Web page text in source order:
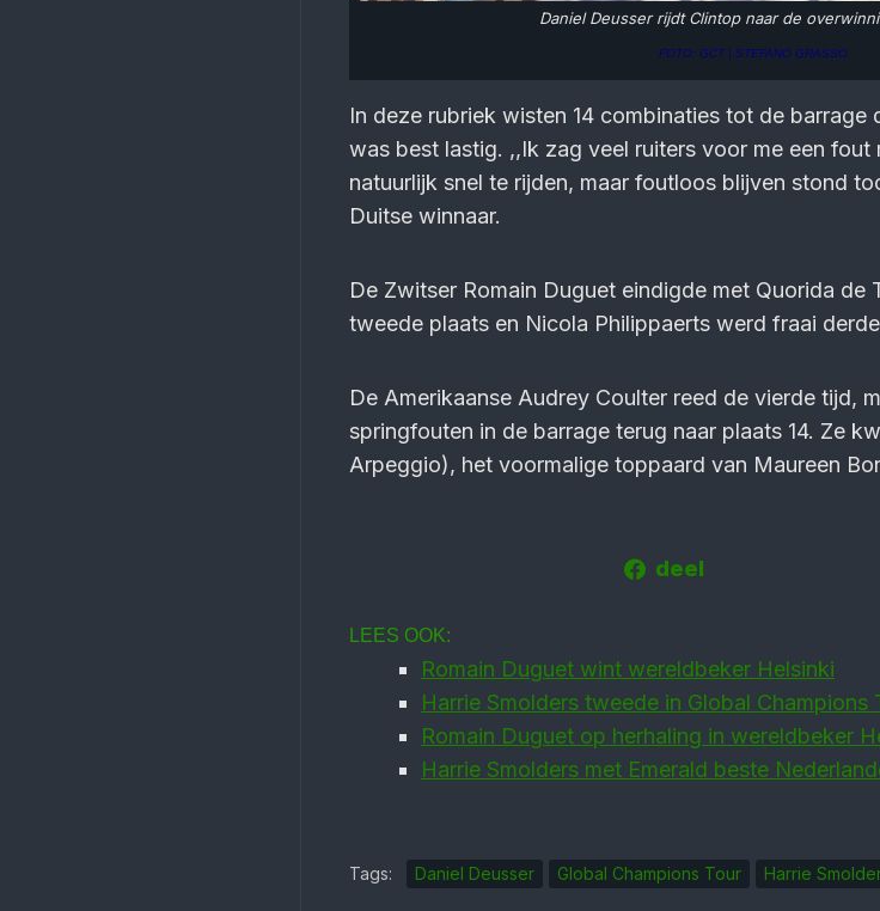
Daniel Deusser rijdt Clintop naar de
FOTO: GCT | STEFANO GRASSO
In deze rubriek wisten 14 combinaties tot de barrage
was best lastig. ,,Ik zag veel ruiters voor me een fout
natuurlijk snel te rijden, maar foutloos blijven stond
Duitse winnaar.
De Zwitser Romain Duguet eindigde met Quorida de
tweede plaats en Nicola Philippaerts werd fraai
De Amerikaanse Audrey Coulter reed de vierde tijd,
springfouten in de barrage terug naar plaats 14. Ze
Arpeggio), het voormalige toppaard van Maureen
deel
LEES OOK:
Romain Duguet wint wereldbeker Helsinki
Harrie Smolders tweede in Global Champions
Romain Duguet op herhaling in wereldbeker
Harrie Smolders met Emerald beste
Tags: Daniel Deusser Global Champions Tour Harrie